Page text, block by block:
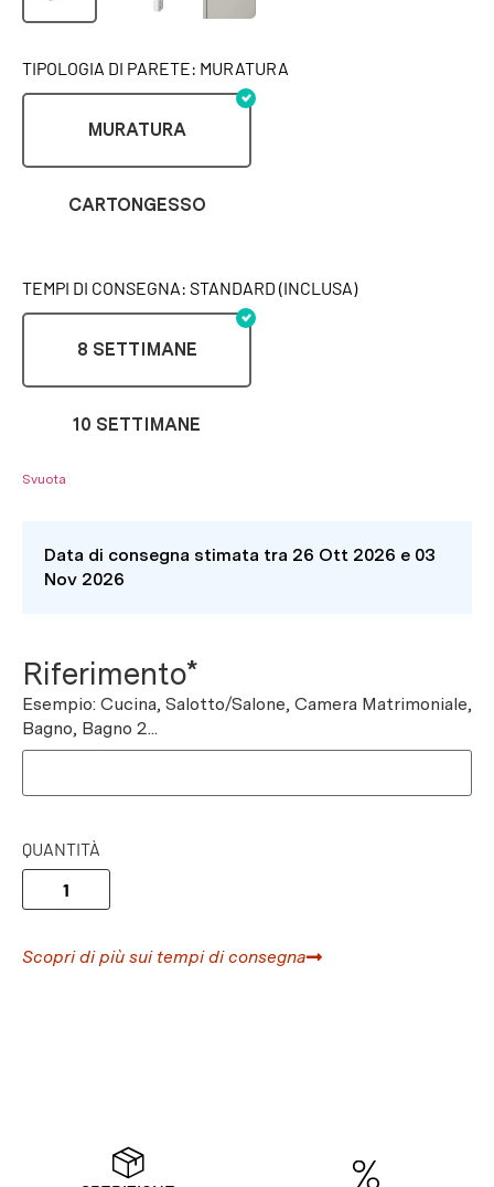
TIPOLOGIA DI PARETE: MURATURA
MURATURA
CARTONGESSO
TEMPI DI CONSEGNA: STANDARD (INCLUSA)
8 SETTIMANE
10 SETTIMANE
Svuota
Data di consegna stimata tra 26 Ott 2026 e 03
Nov 2026
Riferimento*
Esempio: Cucina, Salotto/Salone, Camera Matrimoniale,
Bagno, Bagno 2...
QUANTITÀ
Scopri di più sui tempi di consegna